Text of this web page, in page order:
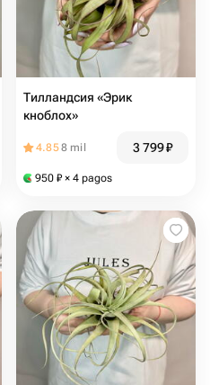
Тилландсия «Эрик
кноблох»
4.858 mil 3 799₽
950 ₽ × 4 pagos